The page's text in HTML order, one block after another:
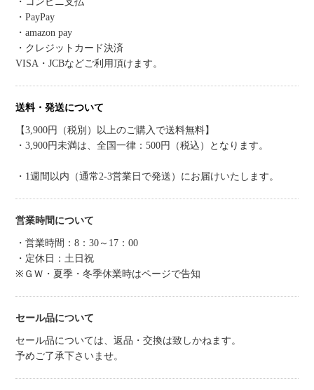
・PayPay
・amazon pay
・クレジットカード決済
VISA・JCBなどご利用頂けます。
送料・発送について
【3,900円（税別）以上のご購入で送料無料】
・3,900円未満は、全国一律：500円（税込）となります。
・1週間以内（通常2-3営業日で発送）にお届けいたします。
営業時間について
・営業時間：8：30～17：00
・定休日：土日祝
※ＧＷ・夏季・冬季休業時はページで告知
セール品について
セール品については、返品・交換は致しかねます。
予めご了承下さいませ。